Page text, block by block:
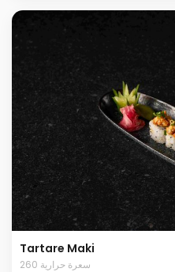
Tartare Maki
260 سعرة حرارية